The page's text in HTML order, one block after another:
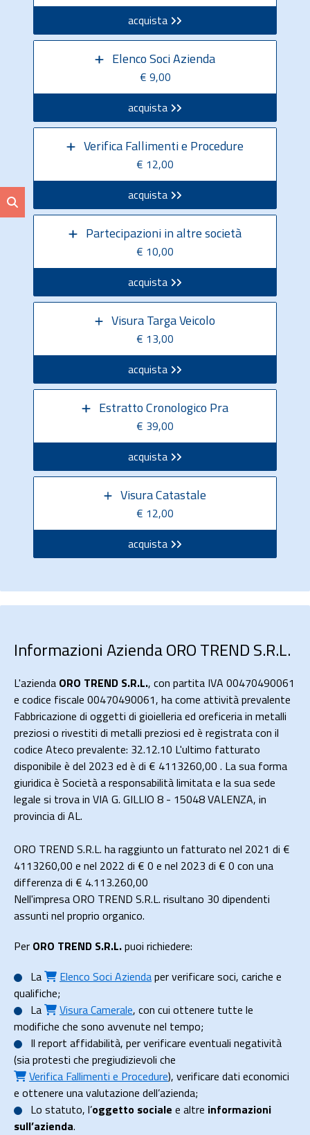
acquista
Elenco Soci Azienda
€ 9,00
acquista
Verifica Fallimenti e Procedure
€ 12,00
acquista
Partecipazioni in altre società
€ 10,00
acquista
Visura Targa Veicolo
€ 13,00
acquista
Estratto Cronologico Pra
€ 39,00
acquista
Visura Catastale
€ 12,00
acquista
Informazioni Azienda ORO TREND S.R.L.
L'azienda ORO TREND S.R.L., con partita IVA 00470490061
e codice fiscale 00470490061, ha come attività prevalente
Fabbricazione di oggetti di gioielleria ed oreficeria in metalli
preziosi o rivestiti di metalli preziosi ed è registrata con il
codice Ateco prevalente: 32.12.10 L'ultimo fatturato
disponibile è del 2023 ed è di € 4113260,00 . La sua forma
giuridica è Società a responsabilità limitata e la sua sede
legale si trova in VIA G. GILLIO 8 - 15048 VALENZA, in
provincia di AL.
ORO TREND S.R.L. ha raggiunto un fatturato nel 2021 di €
4113260,00 e nel 2022 di € 0 e nel 2023 di € 0 con una
differenza di € 4.113.260,00
Nell'impresa ORO TREND S.R.L. risultano 30 dipendenti
assunti nel proprio organico.
Per ORO TREND S.R.L.puoi richiedere:
La
Elenco Soci Aziendaper verificare soci, cariche e
qualifiche;
La
Visura Camerale, con cui ottenere tutte le
modifiche che sono avvenute nel tempo;
Il report affidabilità, per verificare eventuali negatività
(sia protesti che pregiudizievoli che
Verifica Fallimenti e Procedure), verificare dati economici
e ottenere una valutazione dell’azienda;
Lo statuto, l’oggetto sociale e altre informazioni
sull’azienda.